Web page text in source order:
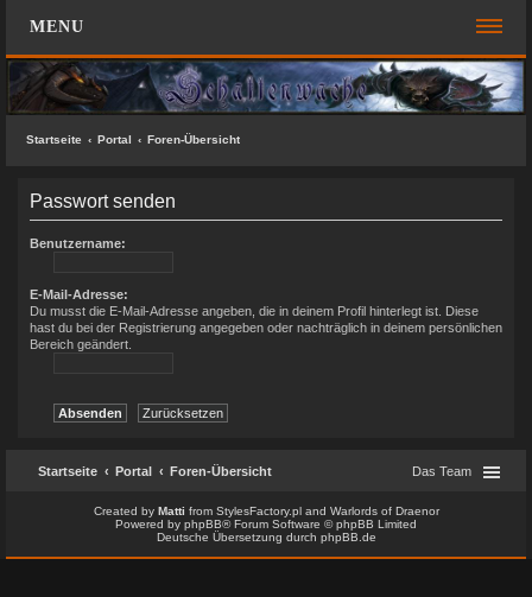
MENU
FOREN-ÜBERSICHT
Aktive Themen
Suche
FAQ
REGISTRIEREN
Startseite Portal Foren-Übersicht
Passwort senden
Benutzername:
E-Mail-Adresse:
Du musst die E-Mail-Adresse angeben, die in deinem Profil hinterlegt ist. Diese
hast du bei der Registrierung angegeben oder nachträglich in deinem persönlichen
Bereich geändert.
Startseite Portal Foren-Übersicht Das Team
Created by Matti from StylesFactory.pland Warlords of Draenor
Powered by phpBB® Forum Software © phpBB Limited
Deutsche Übersetzung durch phpBB.de